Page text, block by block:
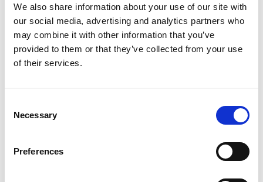
We also share information about your use of our site with
our social media, advertising and analytics partners who
may combine it with other information that you’ve
provided to them or that they’ve collected from your use
of their services.
Selection
Necessary
PreferencesErgonomisk 25 L